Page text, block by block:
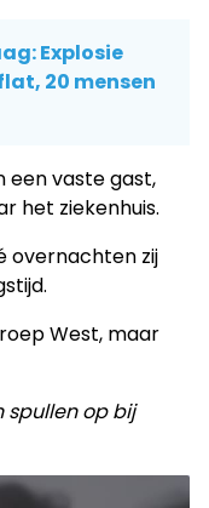
Explosie
20 mensen
een vaste gast,
het ziekenhuis.
overnachten zij
West, maar
spullen op bij